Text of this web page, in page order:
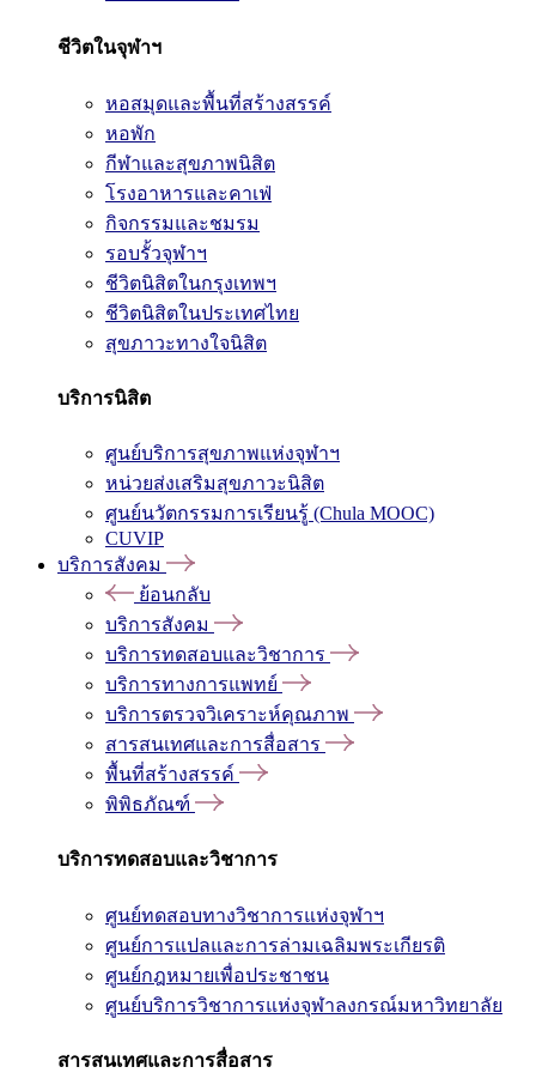
ชีวิตในจุฬาฯ
หอสมุดและพื้นที่สร้างสรรค์
หอพัก
กีฬาและสุขภาพนิสิต
โรงอาหารและคาเฟ่
กิจกรรมและชมรม
รอบรั้วจุฬาฯ
ชีวิตนิสิตในกรุงเทพฯ
ชีวิตนิสิตในประเทศไทย
สุขภาวะทางใจนิสิต
บริการนิสิต
ศูนย์บริการสุขภาพแห่งจุฬาฯ
หน่วยส่งเสริมสุขภาวะนิสิต
ศูนย์นวัตกรรมการเรียนรู้ (Chula MOOC)
CUVIP
บริการสังคม
ย้อนกลับ
บริการสังคม
บริการทดสอบและวิชาการ
บริการทางการแพทย์
บริการตรวจวิเคราะห์คุณภาพ
สารสนเทศและการสื่อสาร
พื้นที่สร้างสรรค์
พิพิธภัณฑ์
บริการทดสอบและวิชาการ
ศูนย์ทดสอบทางวิชาการแห่งจุฬาฯ
ศูนย์การแปลและการล่ามเฉลิมพระเกียรติ
ศูนย์กฎหมายเพื่อประชาชน
ศูนย์บริการวิชาการแห่งจุฬาลงกรณ์มหาวิทยาลัย
สารสนเทศและการสื่อสาร